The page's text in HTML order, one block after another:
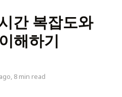
간 복잡도와
해하기
8 min read